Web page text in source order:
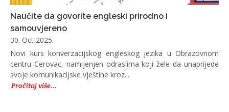
Naučite da govorite engleski prirodno i
samouvjereno
30. Oct 2025.
Novi kurs konverzacijskog engleskog jezika u Obrazovnom
centru Cerovac, namijenjen odraslima koji žele da unaprijede
svoje komunikacijske vještine kroz...
Pročitaj više...